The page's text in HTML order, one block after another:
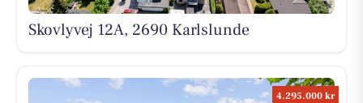
Skovlyvej 12A, 2690 Karlslunde
4.295.000 kr